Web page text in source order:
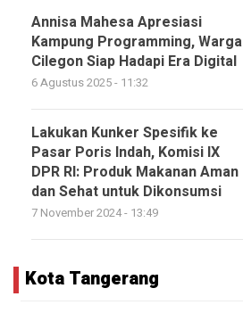
Annisa Mahesa Apresiasi
Kampung Programming, Warga
Cilegon Siap Hadapi Era Digital
6 Agustus 2025 - 11:32
Lakukan Kunker Spesifik ke
Pasar Poris Indah, Komisi IX
DPR RI: Produk Makanan Aman
dan Sehat untuk Dikonsumsi
7 November 2024 - 13:49
Kota Tangerang